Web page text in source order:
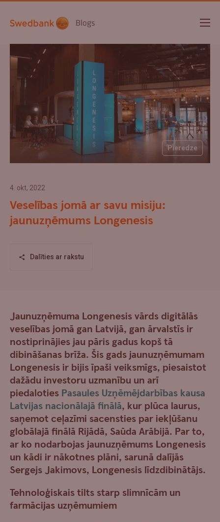
Blogs
Pieredze
4. okt, 2022
Veselības jomā ar savu misiju:
jaunuzņēmums Longenesis
Dalīties ar rakstu
Jaunuzņēmuma Longenesis vārds digitālās
veselības jomā gan Latvijā, gan ārvalstīs ir
nostiprinājies jau pāris gadus kopš tā
dibināšanas brīža. Šis gads jaunuzņēmumam
Longenesis ir bijis īpaši veiksmīgs, piesaistot
dažādu investoru uzmanību un arī
piedaloties Pasaules Uzņēmējdarbības kausa
Latvijas nacionālajā finālā, kur plūca laurus,
saņemot ceļazīmi sacensties par iekļūšanu
globālajā finālā Rijādā, Saūda Arābijā. Par to,
ar ko nodarbojas jaunuzņēmums Longenesis
un kādi ir nākotnes plāni, sarunā dalījās
Sergejs Jakimovs, Longenesis līdzdibinātājs.
Tehnoloģiskais tilts starp slimnīcām un
farmācijas uzņēmumiem